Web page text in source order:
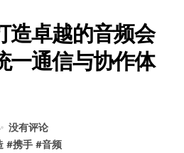
造卓越的音频会
一通信与协作体
没有评论
#携手 #音频